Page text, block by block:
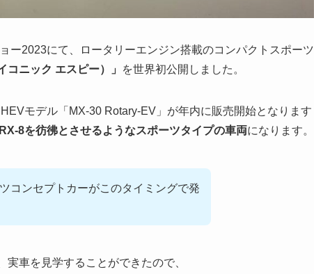
ー2023にて、ロータリーエンジン搭載のコンパクトスポーツ
コニック エスピー）」 を世界初公開しました。
モデル「MX-30 Rotary-EV」が年内に販売開始となります
8を彷彿とさせるようなスポーツタイプの車両になります。
コンセプトカーがこのタイミングで発
車を見学することができたので、